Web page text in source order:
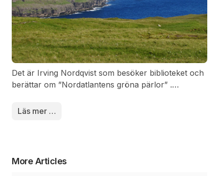
Det är Irving Nordqvist som besöker biblioteket och
berättar om ”Nordatlantens gröna pärlor” .
självkostnadspris skriver man i inbjudan.
Läs mer …
More Articles